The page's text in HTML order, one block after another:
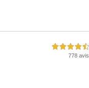
4,5 étoiles sur 5
778 avis